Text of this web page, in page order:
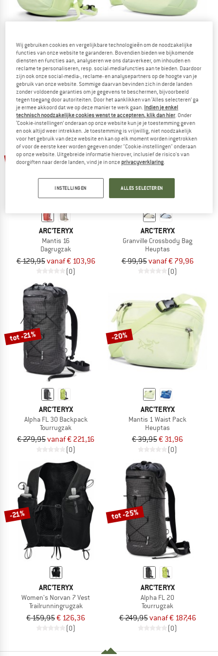
ARC'TERYX
Mantis 26
Dagrugzak
€ 159,95vanaf € 119,96
5,0(2)
ARC'TERYX
Mantis 2
Heuptas
€ 49,95 vanaf € 37,46
5,0(3)
tot -20%
ARC'TERYX
Mantis 16
Dagrugzak
€ 129,95vanaf € 103,96
(0)
tot -20%
ARC'TERYX
Granville Crossbody Bag
Heuptas
€ 99,95vanaf € 79,96
(0)
tot -21%
ARC'TERYX
Alpha FL 30 Backpack
Tourrugzak
€ 279,95vanaf € 221,16
(0)
-20%
ARC'TERYX
Mantis 1 Waist Pack
Heuptas
€ 39,95€ 31,96
(0)
-21%
ARC'TERYX
Women's Norvan 7 Vest
Trailrunningrugzak
€ 159,95€ 126,36
(0)
tot -25%
ARC'TERYX
Alpha FL 20
Tourrugzak
€ 249,95vanaf € 187,46
(0)
Wij gebruiken cookies en vergelijkbare technologieën om de noodzakelijke
functies van onze website te garanderen. Bovendien bieden we bijkomende
diensten en functies aan, analyseren we ons dataverkeer, om inhouden en
reclame te personaliseren, resp. social-mediafuncties aan te bieden. Daardoor
zijn ook onze social-media-, reclame- en analysepartners op de hoogte van je
gebruik van onze website. Sommige daarvan bevinden zich in derde landen
zonder voldoende garanties om je gegevens te beschermen, bijvoorbeeld
tegen toegang door autoriteiten. Door het aanklikken van ‘Alles selecteren’ ga
je ermee akkoord dat we op deze manier te werk gaan. Indien je enkel
technisch noodzakelijke cookies wenst te accepteren, klik dan hier. Onder
‘Cookie-instellingen’ onderaan op onze website kun je je toestemming geven
en ook altijd weer intrekken. Je toestemming is vrijwillig, niet noodzakelijk
voor het gebruik van deze website en kan op elk moment worden ingetrokken
of voor de eerste keer worden gegeven onder "Cookie-instellingen" onderaan
op onze website. Uitgebreide informatie hierover, inclusief de risico's van
doorgiften naar derde landen, vind je in onze privacyverklaring.
INSTELLINGEN ALLES SELECTEREN